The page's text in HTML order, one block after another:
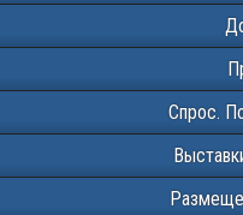
Спрос.